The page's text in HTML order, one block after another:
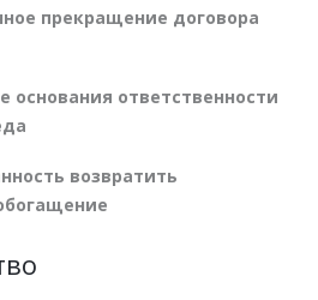
прекращение договора
основания ответственности
возвратить